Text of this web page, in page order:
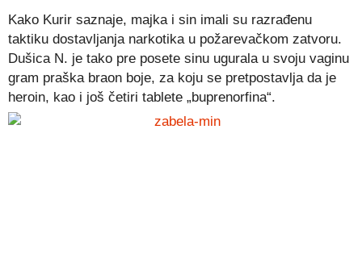
Kako Kurir saznaje, majka i sin imali su razrađenu
taktiku dostavljanja narkotika u požarevačkom zatvoru.
Dušica N. je tako pre posete sinu ugurala u svoju vaginu
gram praška braon boje, za koju se pretpostavlja da je
heroin, kao i još četiri tablete „buprenorfina“.